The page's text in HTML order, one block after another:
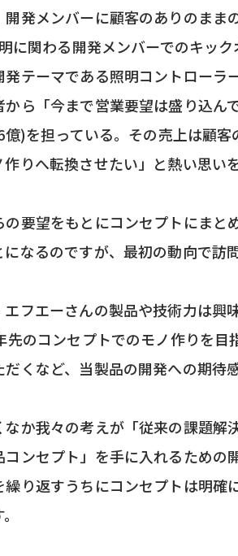
開発メンバーに顧客のありのま
に関わる開発メンバーでのキック
発テーマである照明コントロー
から「今まで営業要望は盛り込
)を担っている。その売上は顧
作りへ転換させたい」と熱い思
の要望をもとにコンセプトにま
になるのですが、最初の動向で
エフエーさんの製品や技術力は興
先のコンセプトでのモノ作りを
だくなど、当製品の開発への期待
なか我々の考えが「従来の課題
コンセプト」を手に入れるため
り返すうちにコンセプトは明